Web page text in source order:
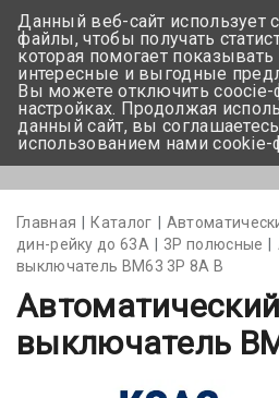
Главная Каталог
дин-рейку до 63А
3Р полюсные
выключатель BM63 3P 8А B
Автоматический
выключатель
Данный веб-сайт использует
файлы, чтобы получать
которая помогает
интересные и выгодные
Вы можете отключить
настройках. Продолжая
данный сайт, вы
использованием нами cookie-